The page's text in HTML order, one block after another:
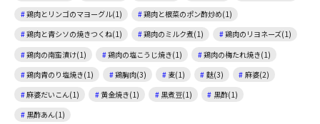
鶏肉とリンゴのマヨーグル(1)
鶏肉と根菜のポン酢炒め(1)
鶏肉と青シソの焼きつくね(1)
鶏肉のミルク煮(1)
鶏肉のリヨネーズ(1)
鶏肉の南蛮漬け(1)
鶏肉の塩こうじ焼き(1)
鶏肉の梅たれ焼き(1)
鶏肉青のり塩焼き(1)
鶏胸肉(3) 麦(1) 麩(3)
麻婆(2)
麻婆だいこん(1)
黄金焼き(1) 黒煮豆(1)
黒酢(1)
黒酢あん(1)